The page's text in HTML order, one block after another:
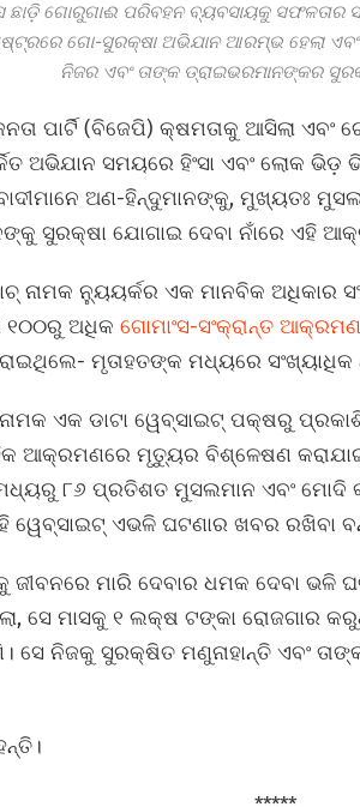
ଛାଡ଼ି ଗୋରୁଗାଈ ପରିବହନ ବ୍ୟବସାୟକୁ
ଗୋ-ସୁରକ୍ଷା ଅଭିଯାନ ଆରମ୍ଭ ହେଲା
ନିଜର ଏବଂ ତାଙ୍କ ଡ୍ରାଇଭରମାନଙ୍କର
ପାର୍ଟି (ବିଜେପି) କ୍ଷମତାକୁ ଆସିଲା
ଅଭିଯାନ ସମୟରେ ହିଂସା ଏବଂ ଲୋକ ଭିଡ଼
ଅଣ-ହିନ୍ଦୁମାନଙ୍କୁ, ମୁଖ୍ୟତଃ
ସୁରକ୍ଷା ଯୋଗାଇ ଦେବା ନାଁରେ ଏହି
ନାମକ ନ୍ୟୁୟର୍କର ଏକ ମାନବିକ ଅଧିକାର
୧୦୦ରୁ ଅଧିକ ଗୋମାଂସ-ସଂକ୍ରାନ୍ତ ଆକ୍ରମଣ
ମୃତାହତଙ୍କ ମଧ୍ୟରେ
ଏକ ଡାଟା ୱେବ୍‌ସାଇଟ୍‌ ପକ୍ଷରୁ
ଆକ୍ରମଣରେ ମୃତ୍ୟୁର ବିଶ୍ଳେଷଣ
୮୬ ପ୍ରତିଶତ ମୁସଲମାନ ଏବଂ ମୋଦି
ଏଭଳି ଘଟଣାର ଖବର ରଖିବା
ମାରି ଦେବାର ଧମକ ଦେବା ଭଳି
ସେ ମାସକୁ ୧ ଲକ୍ଷ ଟଙ୍କା ରୋଜଗାର
ନିଜକୁ ସୁରକ୍ଷିତ ମଣୁନାହାନ୍ତି ଏବଂ